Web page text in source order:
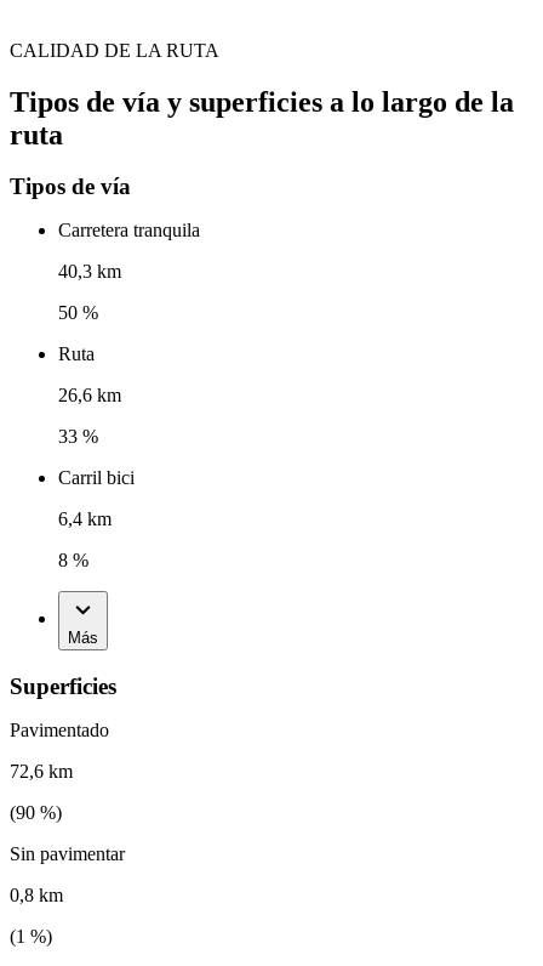
CALIDAD DE LA RUTA
Tipos de vía y superficies a lo largo de la
ruta
Tipos de vía
Carretera tranquila
40,3 km
50 %
Ruta
26,6 km
33 %
Carril bici
6,4 km
8 %
Más
Superficies
Pavimentado
72,6 km
(90 %)
Sin pavimentar
0,8 km
(1 %)